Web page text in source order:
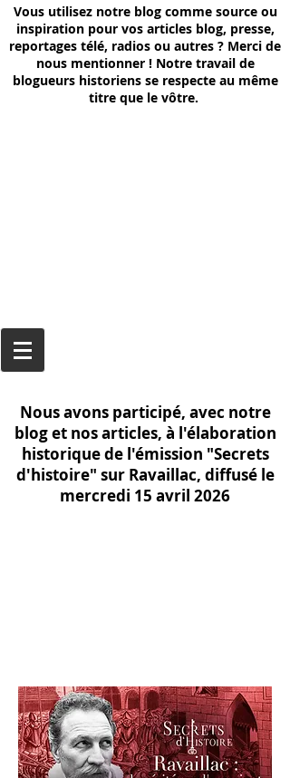
Vous utilisez notre blog comme source ou
inspiration pour vos articles blog, presse,
reportages télé, radios ou autres ? Merci de
nous mentionner ! Notre travail de
blogueurs historiens se respecte au même
titre que le vôtre.
Nous avons participé, avec notre
blog et nos articles, à l'élaboration
historique de l'émission "Secrets
d'histoire" sur Ravaillac, diffusé le
mercredi 15 avril 2026